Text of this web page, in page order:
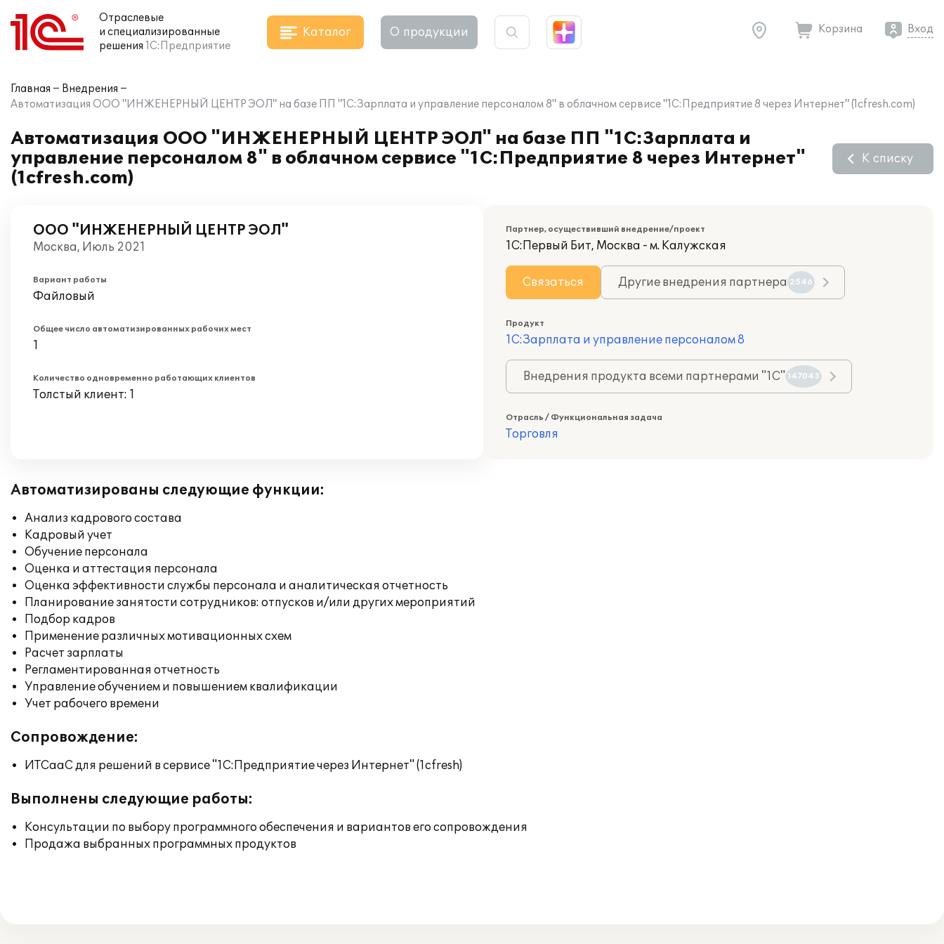
Отраслевые
и специализированные
решения 1С:Предприятие
Каталог О продукции Корзина Вход
Главная
Внедрения
Автоматизация ООО "ИНЖЕНЕРНЫЙ ЦЕНТР ЭОЛ" на базе ПП "1С:Зарплата и управление персоналом 8" в облачном сервисе "1С:Предприятие 8 через Интернет" (1cfresh.com)
Автоматизация ООО "ИНЖЕНЕРНЫЙ ЦЕНТР ЭОЛ" на базе ПП "1С:Зарплата и
управление персоналом 8" в облачном сервисе "1С:Предприятие 8 через Интернет"
(1cfresh.com)
К списку
ООО "ИНЖЕНЕРНЫЙ ЦЕНТР ЭОЛ"
Москва, Июль 2021
Вариант работы
Файловый
Общее число автоматизированных рабочих мест
1
Количество одновременно работающих клиентов
Толстый клиент: 1
Партнер, осуществивший внедрение/проект
1С:Первый Бит, Москва - м. Калужская
Связаться Другие внедрения партнера 2546
Продукт
1С:Зарплата и управление персоналом 8
Внедрения продукта всеми партнерами "1С" 147043
Отрасль / Функциональная задача
Торговля
Автоматизированы следующие функции:
Анализ кадрового состава
Кадровый учет
Обучение персонала
Оценка и аттестация персонала
Оценка эффективности службы персонала и аналитическая отчетность
Планирование занятости сотрудников: отпусков и/или других мероприятий
Подбор кадров
Применение различных мотивационных схем
Расчет зарплаты
Регламентированная отчетность
Управление обучением и повышением квалификации
Учет рабочего времени
Сопровождение:
ИТСааС для решений в сервисе "1С:Предприятие через Интернет" (1cfresh)
Выполнены следующие работы:
Консультации по выбору программного обеспечения и вариантов его сопровождения
Продажа выбранных программных продуктов